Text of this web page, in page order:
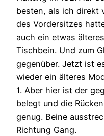
besten, als ich direkt
des Vordersitzes
auch ein etwas
Tischbein. Und zum
gegenüber. Jetzt ist
wieder ein älteres
1. Aber hier ist der
belegt und die
genug. Beine
Richtung Gang.